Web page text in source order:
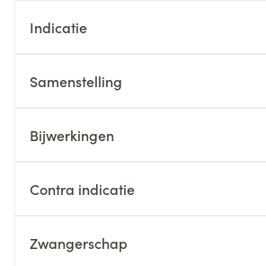
Indicatie
Samenstelling
Bijwerkingen
Contra indicatie
Zwangerschap